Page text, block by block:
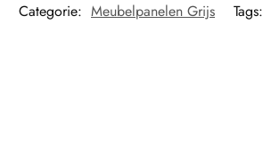
Categorie: Meubelpanelen Grijs Tags: